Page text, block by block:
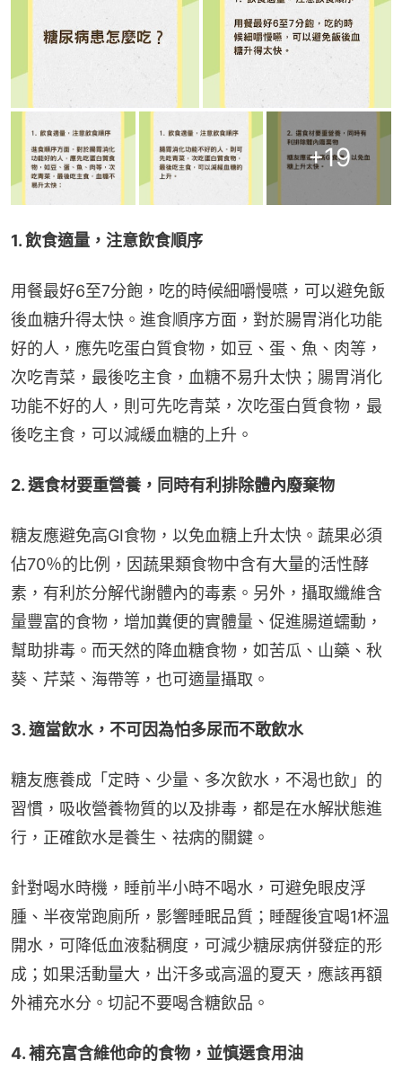
+19
1. 飲食適量，注意飲食順序
用餐最好6至7分飽，吃的時候細嚼慢嚥，可以避免飯
後血糖升得太快。進食順序方面，對於腸胃消化功能
好的人，應先吃蛋白質食物，如豆、蛋、魚、肉等，
次吃青菜，最後吃主食，血糖不易升太快；腸胃消化
功能不好的人，則可先吃青菜，次吃蛋白質食物，最
後吃主食，可以減緩血糖的上升。
2. 選食材要重營養，同時有利排除體內廢棄物
糖友應避免高GI食物，以免血糖上升太快。蔬果必須
佔70％的比例，因蔬果類食物中含有大量的活性酵
素，有利於分解代謝體內的毒素。另外，攝取纖維含
量豐富的食物，增加糞便的實體量、促進腸道蠕動，
幫助排毒。而天然的降血糖食物，如苦瓜、山藥、秋
葵、芹菜、海帶等，也可適量攝取。
3. 適當飲水，不可因為怕多尿而不敢飲水
糖友應養成「定時、少量、多次飲水，不渴也飲」的
習慣，吸收營養物質的以及排毒，都是在水解狀態進
行，正確飲水是養生、祛病的關鍵。
針對喝水時機，睡前半小時不喝水，可避免眼皮浮
腫、半夜常跑廁所，影響睡眠品質；睡醒後宜喝1杯溫
開水，可降低血液黏稠度，可減少糖尿病併發症的形
成；如果活動量大，出汗多或高溫的夏天，應該再額
外補充水分。切記不要喝含糖飲品。
4. 補充富含維他命的食物，並慎選食用油